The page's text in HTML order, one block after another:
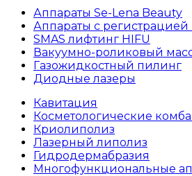
Аппараты Se-Lena Beauty
Аппараты с
SMAS лифтинг HIFU
Вакуумно-роликовый
Газожидкостный пилинг
Диодные лазеры
Кавитация
Косметологические
Криолиполиз
Лазерный липолиз
Гидродермабразия
Многофункциональные